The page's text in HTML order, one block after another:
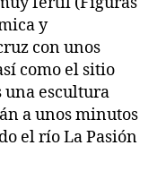
y
con unos
como el sitio
una escultura
a unos minutos
el río La Pasión